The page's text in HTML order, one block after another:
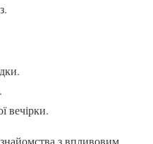
вечірки.
з впливовим